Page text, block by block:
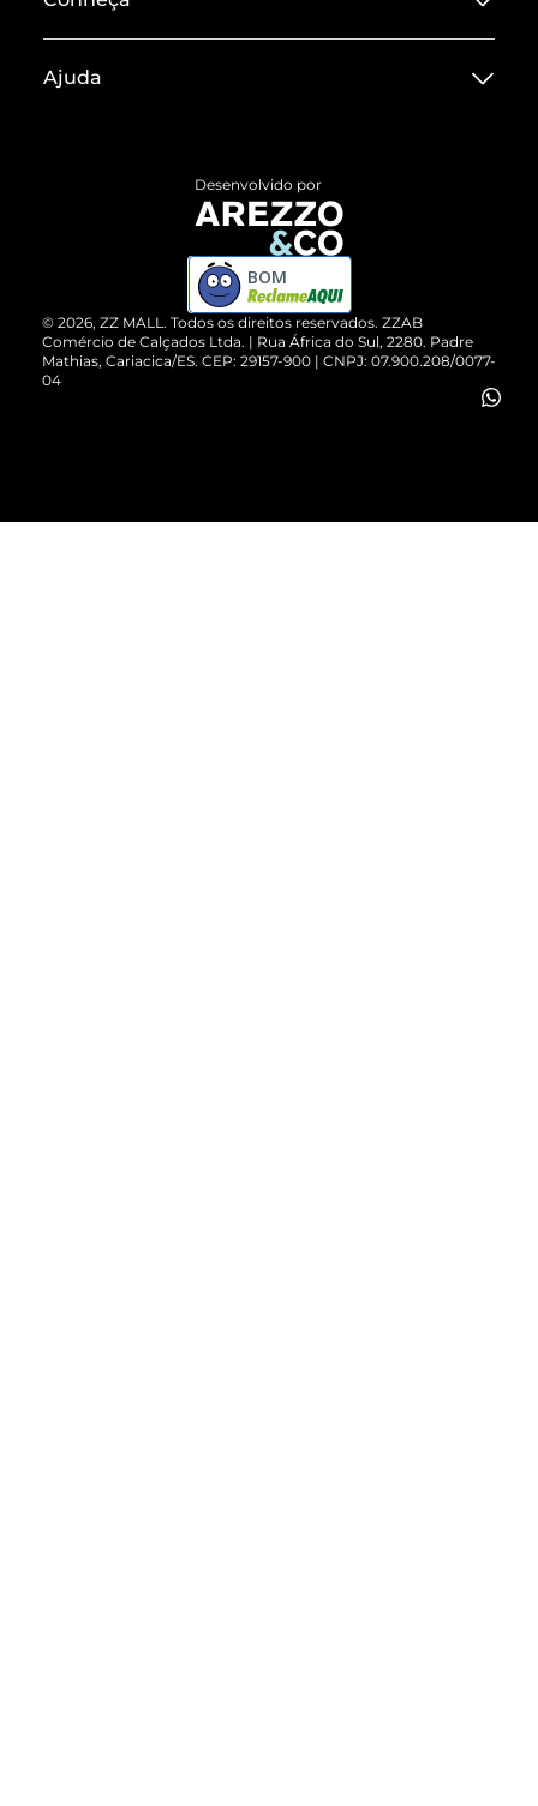
Termos de Uso
ZZ MALL é confiável
Cartão Presente
Vendas Corporativas
Ajuda
Devolução do Produto
Compre pelo WhatsApp
© 2026, ZZ MALL. Todos os direitos reservados. ZZAB
Comércio de Calçados Ltda. | Rua África do Sul, 2280. Padre
Mathias, Cariacica/ES. CEP: 29157-900 | CNPJ: 07.900.208/0077-
04
Desenvolvido por
BOM